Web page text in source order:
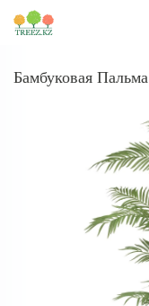
Бамбуковая Пальма